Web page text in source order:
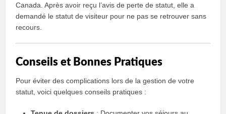
Canada. Après avoir reçu l’avis de perte de statut, elle a
demandé le statut de visiteur pour ne pas se retrouver sans
recours.
Conseils et Bonnes Pratiques
Pour éviter des complications lors de la gestion de votre
statut, voici quelques conseils pratiques :